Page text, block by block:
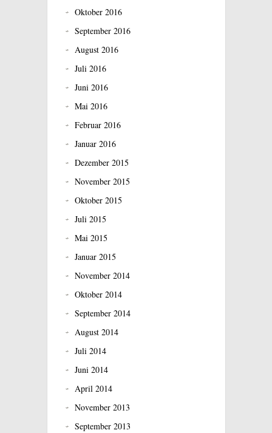
Oktober 2016
September 2016
August 2016
Juli 2016
Juni 2016
Mai 2016
Februar 2016
Januar 2016
Dezember 2015
November 2015
Oktober 2015
Juli 2015
Mai 2015
Januar 2015
November 2014
Oktober 2014
September 2014
August 2014
Juli 2014
Juni 2014
April 2014
November 2013
September 2013